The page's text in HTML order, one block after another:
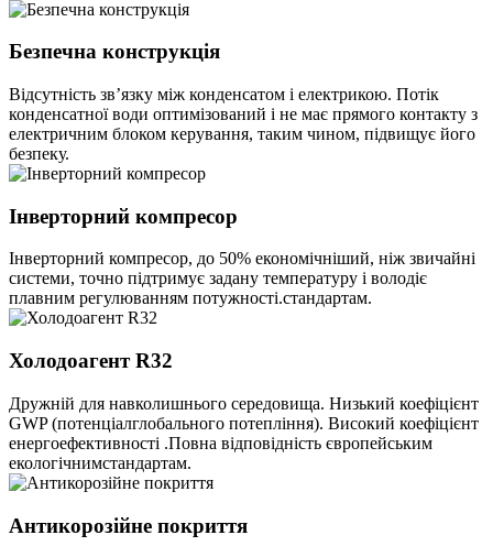
Безпечна конструкція
Відсутність зв’язку між конденсатом і електрикою. Потік
конденсатної води оптимізований і не має прямого контакту з
електричним блоком керування, таким чином, підвищує його
безпеку.
Інверторний компресор
Інверторний компресор, до 50% економічніший, ніж звичайні
системи, точно підтримує задану температуру і володіє
плавним регулюванням потужності.стандартам.
Холодоагент R32
Дружній для навколишнього середовища. Низький коефіцієнт
GWP (потенціалглобального потепління). Високий коефіцієнт
енергоефективності .Повна відповідність європейським
екологічнимстандартам.
Антикорозійне покриття